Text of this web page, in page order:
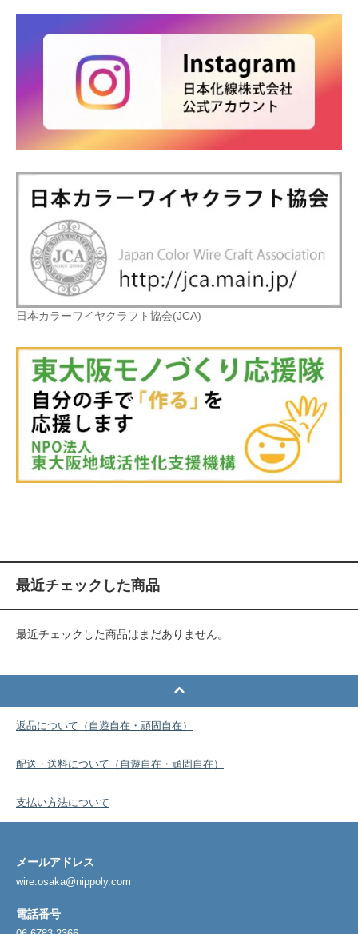
日本カラーワイヤクラフト協会(JCA)
最近チェックした商品
最近チェックした商品はまだありません。
返品について（自遊自在・頑固自在）
配送・送料について（自遊自在・頑固自在）
支払い方法について
メールアドレス
wire.osaka@nippoly.com
電話番号